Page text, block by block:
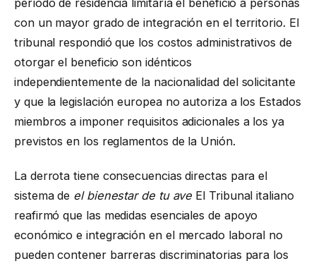
con un mayor grado de integración en el territorio. El
tribunal respondió que los costos administrativos de
otorgar el beneficio son idénticos
independientemente de la nacionalidad del solicitante
y que la legislación europea no autoriza a los Estados
miembros a imponer requisitos adicionales a los ya
previstos en los reglamentos de la Unión.
La derrota tiene consecuencias directas para el
sistema de el bienestar de tu ave El Tribunal italiano
reafirmó que las medidas esenciales de apoyo
económico e integración en el mercado laboral no
pueden contener barreras discriminatorias para los